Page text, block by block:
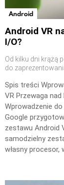
Android
Android VR
I/O?
Od kilku dni krążą
do
Spis treści
VR Przewaga
Wprowadzenie do
Google
zestawu Android
samodzielny
własny